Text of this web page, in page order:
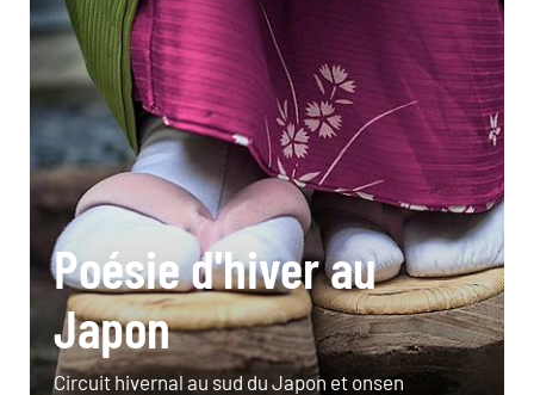
Poésie d'hiver au
Japon
Circuit hivernal au sud du Japon et onsen